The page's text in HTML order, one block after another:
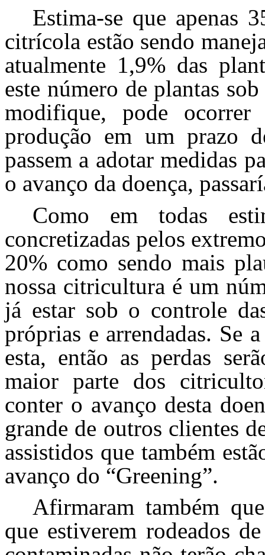
Estima-se que apenas
citrícola estão sendo
atualmente 1,9% das
este número de plantas
modifique, pode
produção em um prazo
passem a adotar medidas
o avanço da doença,
Como em todas
concretizadas pelos
20% como sendo mais
nossa citricultura é um
já estar sob o controle
próprias e arrendadas. Se
esta, então as perdas
maior parte dos
conter o avanço desta
grande de outros clientes
assistidos que também
avanço do “Greening”.
Afirmaram também
que estiverem rodeados